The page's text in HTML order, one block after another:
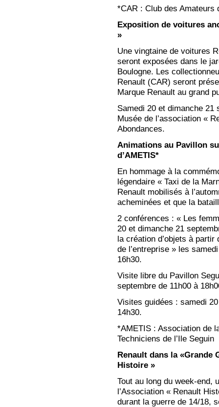
*CAR : Club des Amateurs
Exposition de voitures
»
Une vingtaine de voitures
seront exposées dans le
Boulogne. Les
Renault (CAR) seront
Marque Renault au grand
Samedi 20 et dimanche 21
Musée de l’association «
Abondances.
Animations au Pavillon
d’AMETIS*
En hommage à la
légendaire « Taxi de la
Renault mobilisés à
acheminées et que la
2 conférences : « Les
20 et dimanche 21
la création d’objets à
de l’entreprise » les
16h30.
Visite libre du Pavillon
septembre de 11h00 à
Visites guidées : samedi
14h30.
*AMETIS : Association de
Techniciens de l’Ile Seguin
Renault dans la «Grande
Histoire »
Tout au long du week-end,
l’Association « Renault
durant la guerre de 14/18,